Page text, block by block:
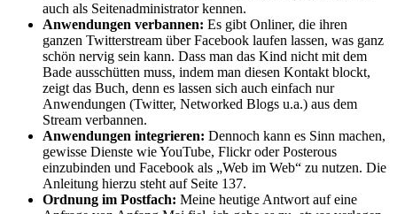
auch als Seitenadministrator kennen.
Anwendungen verbannen: Es gibt Onliner, die ihren
ganzen Twitterstream über Facebook laufen lassen, was ganz
schön nervig sein kann. Dass man das Kind nicht mit dem
Bade ausschütten muss, indem man diesen Kontakt blockt,
zeigt das Buch, denn es lassen sich auch einfach nur
Anwendungen (Twitter, Networked Blogs u.a.) aus dem
Stream verbannen.
Anwendungen integrieren: Dennoch kann es Sinn machen,
gewisse Dienste wie YouTube, Flickr oder Posterous
einzubinden und Facebook als „Web im Web“ zu nutzen. Die
Anleitung hierzu steht auf Seite 137.
Ordnung im Postfach: Meine heutige Antwort auf eine